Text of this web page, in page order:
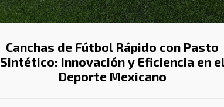
Canchas de Fútbol Rápido con Pasto
Sintético: Innovación y Eficiencia en
Deporte Mexicano